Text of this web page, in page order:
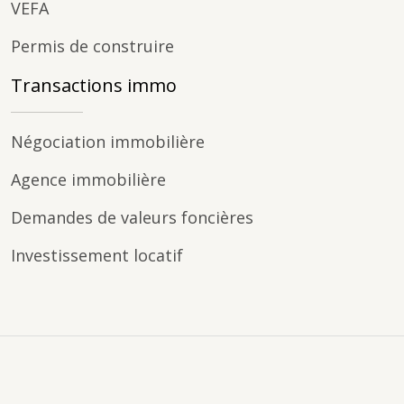
VEFA
Permis de construire
Transactions immo
Négociation immobilière
Agence immobilière
Demandes de valeurs foncières
Investissement locatif